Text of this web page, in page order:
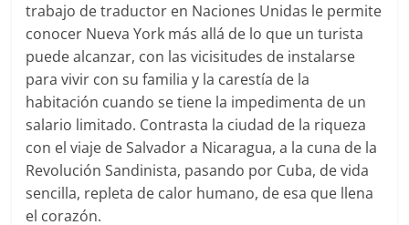
trabajo de traductor en Naciones Unidas le permite
conocer Nueva York más allá de lo que un turista
puede alcanzar, con las vicisitudes de instalarse
para vivir con su familia y la carestía de la
habitación cuando se tiene la impedimenta de un
salario limitado. Contrasta la ciudad de la riqueza
con el viaje de Salvador a Nicaragua, a la cuna de la
Revolución Sandinista, pasando por Cuba, de vida
sencilla, repleta de calor humano, de esa que llena
el corazón.